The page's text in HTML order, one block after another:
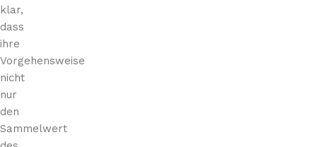
klar,
dass
ihre
Vorgehensweise
nicht
nur
den
Sammelwert